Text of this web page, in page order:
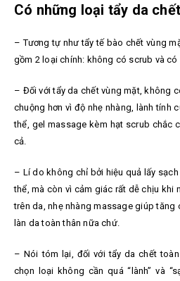
Có những loại tẩy da
– Tương tự như tẩy tế bào chết vùng
gồm 2 loại chính: không có scrub và có
– Đối với tẩy da chết vùng mặt, không
chuộng hơn vì độ nhẹ nhàng, lành tính
thể, gel massage kèm hạt scrub chắc
cả.
– Lí do không chỉ bởi hiệu quả lấy
thể, mà còn vì cảm giác rất dễ chịu khi
trên da, nhẹ nhàng massage giúp tăng
làn da toàn thân nữa chứ.
– Nói tóm lại, đối với tẩy da chết
chọn loại không cần quá “lành” và